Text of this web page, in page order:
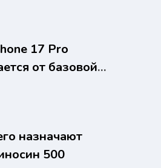
17 Pro
от базовой
назначают
500